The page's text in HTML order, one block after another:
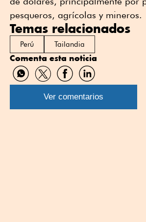
pesqueros, agrícolas y mineros.
Temas relacionados
Perú Tailandia
Comenta esta noticia
Compartir
por
WhatsApp
Compartir
por
Twitter
Compartir
por
Facebook
Compartir
por
Linkedin
Ver comentarios